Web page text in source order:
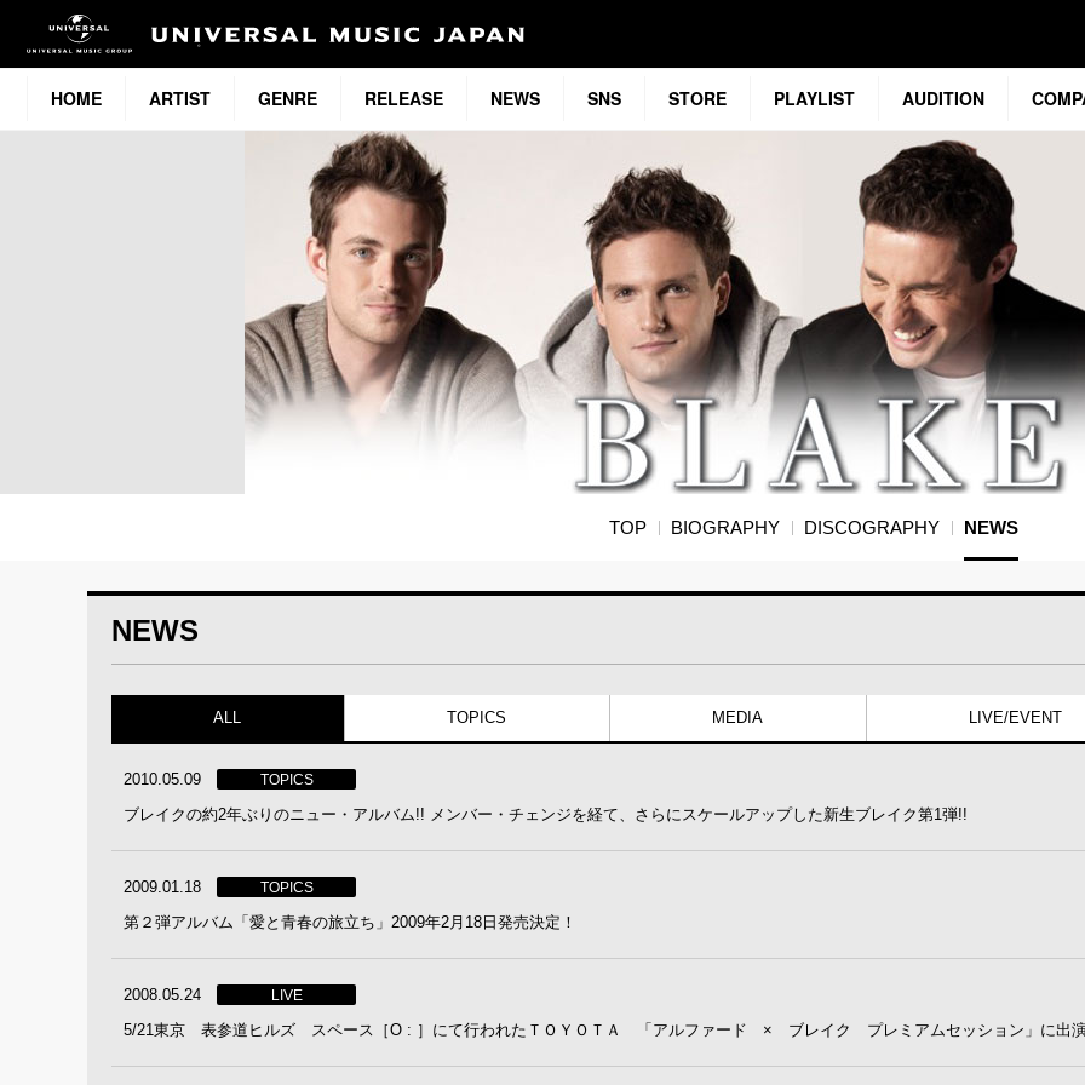
HOME ARTIST GENRE RELEASE NEWS SNS STORE PLAYLIST AUDITION
TOP BIOGRAPHY DISCOGRAPHY NEWS
NEWS
ALL TOPICS MEDIA LIVE/EVENT
2010.05.09 TOPICS
ブレイクの約2年ぶりのニュー・アルバム!! メンバー・チェンジを経て、さらにスケールアップした新生ブレイク第1弾!!
2009.01.18 TOPICS
第２弾アルバム「愛と青春の旅立ち」2009年2月18日発売決定！
2008.05.24 LIVE
5/21東京 表参道ヒルズ スペース［O : ］にて行われたＴＯＹＯＴＡ 「アルファード × ブレイク プレミアムセッション」に出